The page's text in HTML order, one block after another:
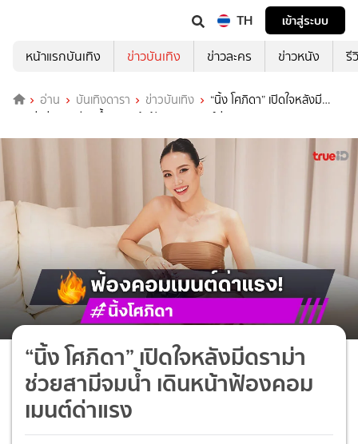
TH
เข้าสู่ระบบ
หน้าแรกบันเทิง
ข่าวบันเทิง ข่าวละคร ข่าวหนัง รี
อ่าน บันเทิงดารา ข่าวบันเทิง
“นิ้ง โศภิดา” เปิดใจหลังมี
ดราม่าช่วยสามีจมน้ำ เดินหน้าฟ้องคอมเมนต์ด่าแรง
“นิ้ง โศภิดา” เปิดใจหลังมีดราม่า
ช่วยสามีจมน้ำ เดินหน้าฟ้องคอม
เมนต์ด่าแรง